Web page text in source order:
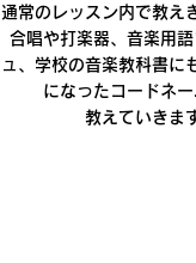
通常のレッスン内で教え
合唱や打楽器、音楽用
ュ、学校の音楽教科書に
になったコードネ
教えていきま